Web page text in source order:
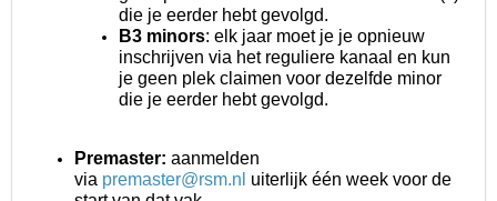
die je eerder hebt gevolgd.
B3 minors: elk jaar moet je je opnieuw
inschrijven via het reguliere kanaal en kun
je geen plek claimen voor dezelfde minor
die je eerder hebt gevolgd.
Premaster: aanmelden
via premaster@rsm.nl uiterlijk één week voor de